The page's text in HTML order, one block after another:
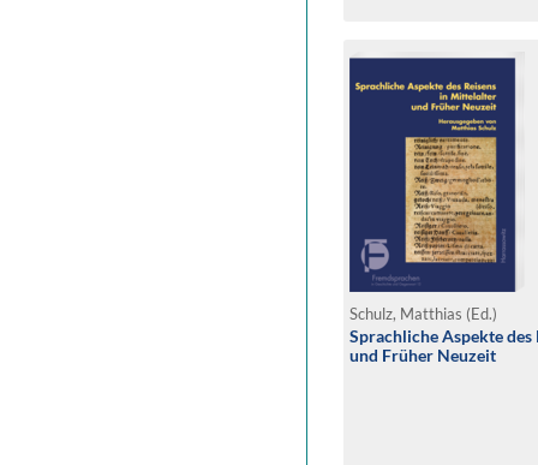
Schulz, Matthias (Ed.)
Sprachliche Aspekte
und Früher Neuzeit